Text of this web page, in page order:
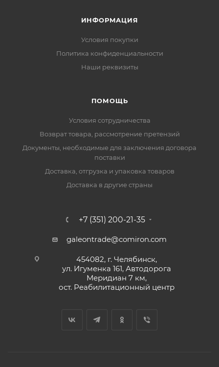
ИНФОРМАЦИЯ
Условия покупки
Политика конфиденциальности
Наши реквизиты
ПОМОЩЬ
Условия сотрудничества
Возврат товара, рассмотрение претензий
Документы, необходимые для заключения договора
поставки
Доставка, отгрузка и упаковка товаров
Доставка в другие страны
+7 (351) 200-21-35
galeontrade@comiron.com
454082, г. Челябинск,
ул. Игуменка 161, Автодорога
Меридиан 7 км,
ост. Реабилитационный центр